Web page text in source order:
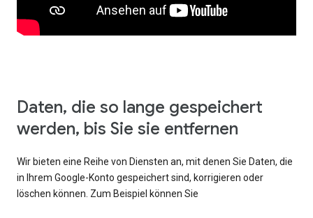
Daten, die so lange gespeichert
werden, bis Sie sie entfernen
Wir bieten eine Reihe von Diensten an, mit denen Sie Daten, die
in Ihrem Google-Konto gespeichert sind, korrigieren oder
löschen können. Zum Beispiel können Sie